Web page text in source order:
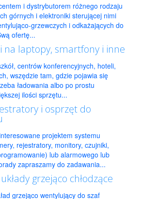
i dystrybutorem różnego rodzaju
górnych i elektroniki sterującej nimi
grzewczych i odkażających do
ofertę...
na laptopy, smartfony i inne
centrów konferencyjnych, hoteli,
wszędzie tam, gdzie pojawia się
ładowania albo po prostu
ilości sprzętu...
i osprzęt do
projektem systemu
rejestratory, monitory, czujniki,
lub alarmowego lub
zapraszamy do zadawania...
grzejąco chłodzące
grzejąco wentylujący do szaf